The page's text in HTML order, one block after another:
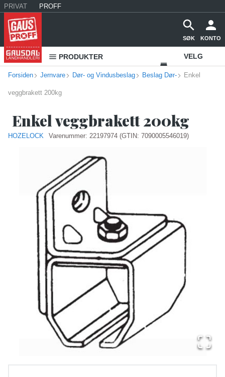
PRIVAT PROFF
SØK KONTO
PRODUKTER VELG
VAREHUS
Forsiden Jernvare Dør- og Vindusbeslag Beslag Dør- Enkel
veggbrakett 200kg
Enkel veggbrakett 200kg
HOZELOCK Varenummer: 22197974 (GTIN: 7090005546019)